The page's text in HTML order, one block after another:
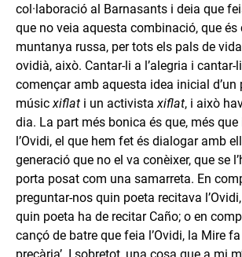
col·laboració al Barnasants i deia que
que no veia aquesta combinació, que és
muntanya russa, per tots els pals de
ovidià, això. Cantar-li a l’alegria i cantar-
començar amb aquesta idea inicial d’un
músic xiflat i un activista xiflat, i això
dia. La part més bonica és que, més
l’Ovidi, el que hem fet és dialogar amb
generació que no el va conèixer, que se
porta posat com una samarreta. En
preguntar-nos quin poeta recitava
quin poeta ha de recitar Caño; o en
cançó de batre que feia l’Ovidi, la Mire fa